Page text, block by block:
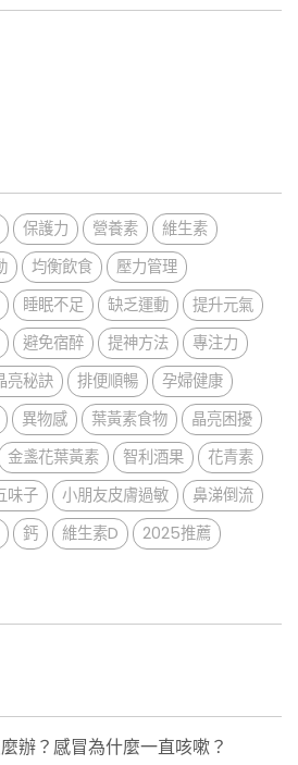
保護力 營養素
維生素
均衡飲食
壓力管理
睡眠不足 缺乏運動
提升元氣
避免宿醉 提神方法
專注力
亮秘訣 排便順暢
孕婦健康
異物感 葉黃素食物
晶亮困擾
金盞花葉黃素 智利酒果
花青素
味子 小朋友皮膚過敏
鼻涕倒流
鈣 維生素D 2025推薦
辦？感冒為什麼一直咳嗽？